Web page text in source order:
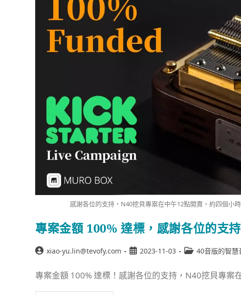
感謝各位的支持，N40挖貝專案在中午12點開賣，約四個小
專案金額 100% 達標，感謝各位的支持
xiao-yu.lin@tevofy.com 2023-11-03 40音版的智慧
專案金額 100% 達標！感謝各位的支持，N40挖貝專案